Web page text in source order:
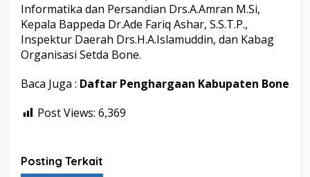
Informatika dan Persandian Drs.A.Amran M.Si,
Kepala Bappeda Dr.Ade Fariq Ashar, S.S.T.P.,
Inspektur Daerah Drs.H.A.Islamuddin, dan Kabag
Organisasi Setda Bone.
Baca Juga : Daftar Penghargaan Kabupaten Bone
Post Views: 6,369
Posting Terkait